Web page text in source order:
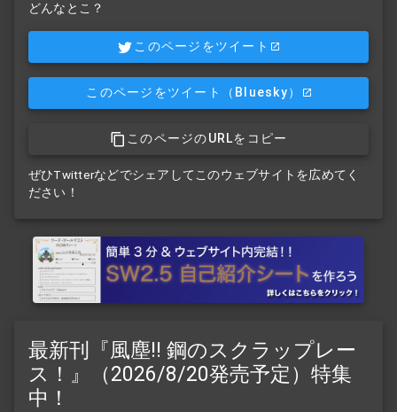
どんなとこ？
このページをツイート
このページをツイート （Bluesky）
このページのURLをコピー
ぜひTwitterなどでシェアしてこのウェブサイトを広めてく
ださい！
最新刊『風塵!! 鋼のスクラップレー
ス！』（2026/8/20発売予定）特集
中！